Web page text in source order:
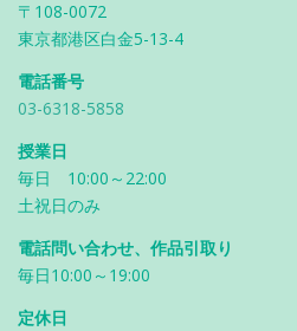
〒108-0072
東京都港区白金5-13-4
電話番号
03-6318-5858
授業日
毎日 10:00～22:00
土祝日のみ
電話問い合わせ、作品引取り
毎日10:00～19:00
定休日